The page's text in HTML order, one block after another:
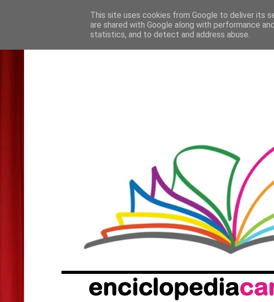
This site uses cookies from Google to deliver its
are shared with Google along with performance
statistics, and to detect and address abuse.